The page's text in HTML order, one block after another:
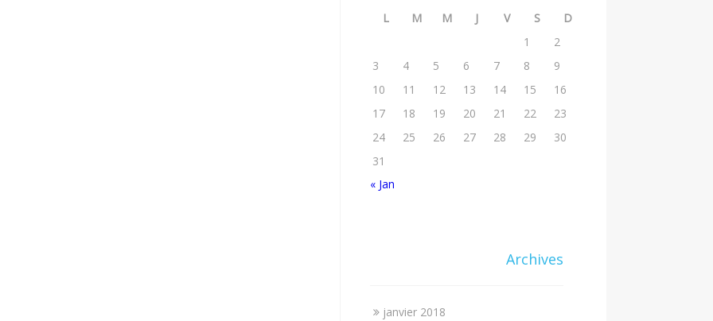
L M M J V S
D
1
2
3
4 5 6 7 8
9
10
11 12 13 14 15
16
17
18 19 20 21 22
23
24
25 26 27 28 29
30
31
« Jan
Archives
janvier 2018